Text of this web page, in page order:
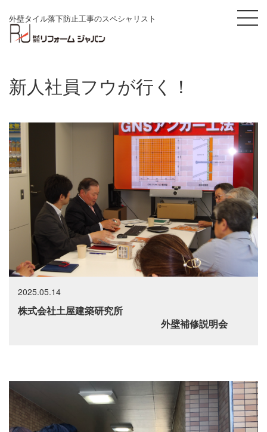
外壁タイル落下防止工事のスペシャリスト
新人社員フウが行く！
株式会社土屋建築研究所
外壁補修説明会
2025.05.14